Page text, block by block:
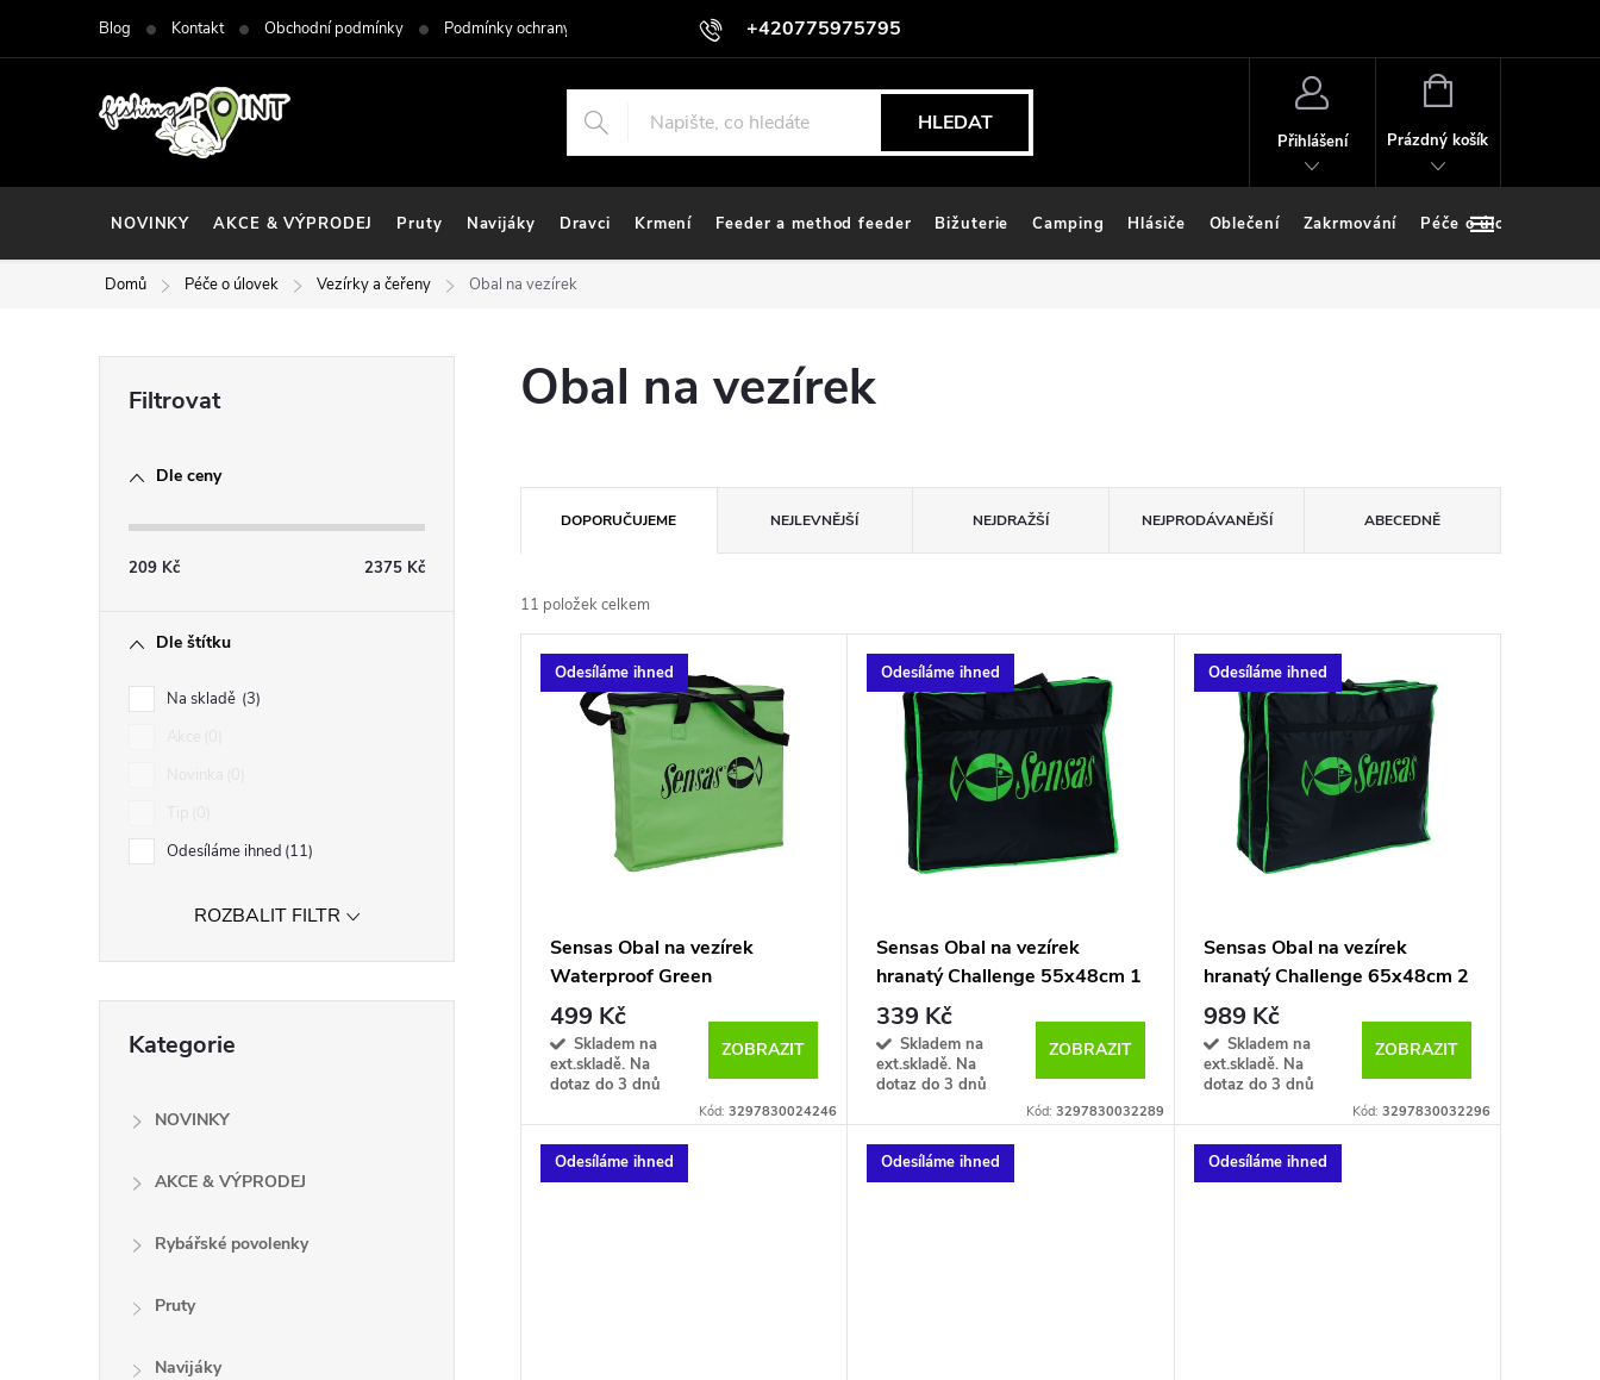
+420775975795
Blog Kontakt Obchodní podmínky Podmínky ochrany osobních údajů
HLEDAT
Přihlášení
NÁKUPNÍ
Prázdný košík
NOVINKY AKCE & VÝPRODEJ Pruty Navijáky Dravci Krmení Feeder a method feeder Bižuterie Camping Hlásiče Oblečení Zakrmování Péče o úlovek
Domů Péče o úlovek Vezírky a čeřeny Obal na vezírek
a
Dle ceny
209 Kč 2375 Kč
Dle štítku
Na skladě 3
Odesíláme ihned 11
ROZBALIT FILTR
kategorie
Kategorie
NOVINKY
AKCE & VÝPRODEJ
Rybářské povolenky
Pruty
Navijáky
Obal na vezírek
a
z
e
u
k
DOPORUČUJEME NEJLEVNĚJŠÍ NEJDRAŽŠÍ NEJPRODÁVANĚJŠÍ ABECEDNĚ
11 položek celkem
V
d
u
Odesíláme ihned
Sensas Obal na vezírek
Waterproof Green
Rectangular
499 Kč
Skladem na
ext.skladě. Na
dotaz do 3 dnů
ZOBRAZIT
Kód:3297830024246
Odesíláme ihned
Sensas Obal na vezírek
hranatý Challenge 55x48cm 1
komora
339 Kč
Skladem na
ext.skladě. Na
dotaz do 3 dnů
ZOBRAZIT
Kód: 3297830032289
Odesíláme ihned
Sensas Obal na vezírek
hranatý Challenge 65x48cm 2
komory
989 Kč
Skladem na
ext.skladě. Na
dotaz do 3 dnů
ZOBRAZIT
Kód: 3297830032296
Odesíláme ihned Odesíláme ihned Odesíláme ihned